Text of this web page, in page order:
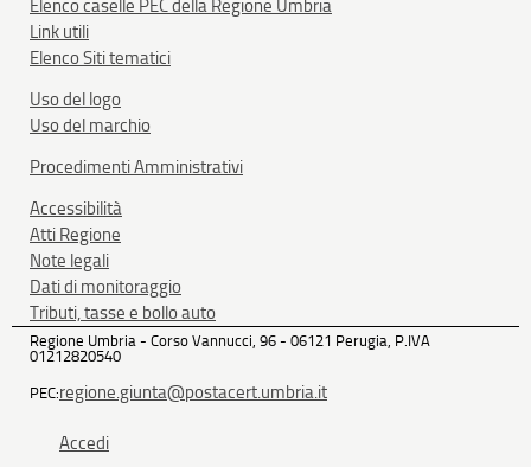
Elenco caselle PEC della Regione Umbria
Link utili
Elenco Siti tematici
Uso del logo
Uso del marchio
Procedimenti Amministrativi
Accessibilità
Atti Regione
Note legali
Dati di monitoraggio
Tributi, tasse e bollo auto
Regione Umbria - Corso Vannucci, 96 - 06121 Perugia, P.IVA
01212820540
PEC:regione.giunta@postacert.umbria.it
Accedi